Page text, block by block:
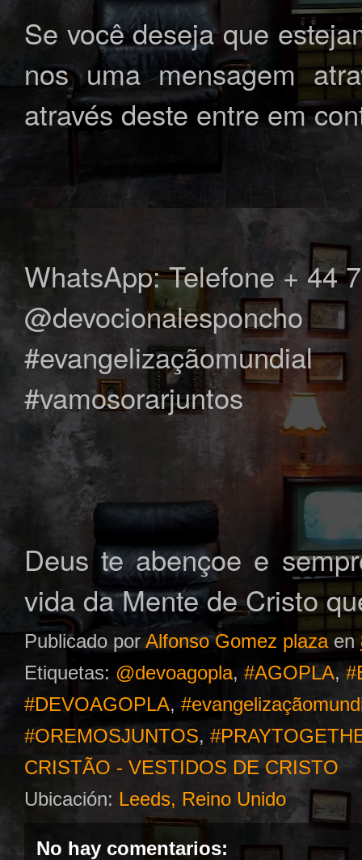
Se você deseja que
nos uma mensagem
através deste entre em
WhatsApp: Telefone + 44
@devocionalesponcho
#evangelizaçãomundial
#vamosorarjuntos
Deus te abençoe e
vida da Mente de Cristo
Publicado porAlfonso Gomez plaza en
Etiquetas: @devoagopla, #AGOPLA,
#DEVOAGOPLA,
#OREMOSJUNTOS,
CRISTÃO - VESTIDOS DE CRISTO
Ubicación: Leeds, Reino Unido
No hay comentarios: